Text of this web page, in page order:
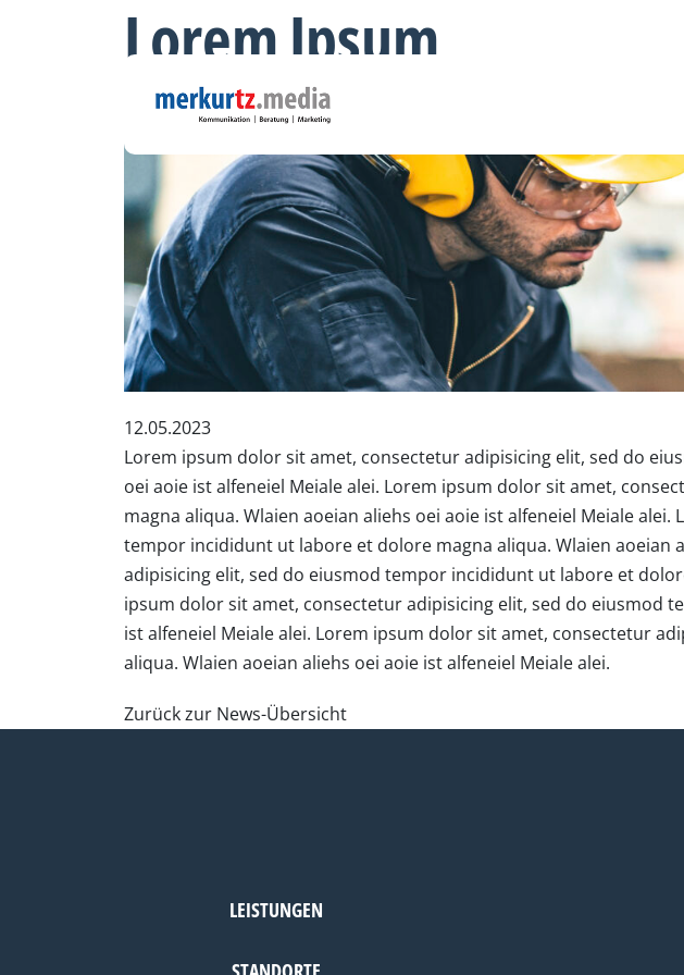
Lorem Ipsum
12.05.2023
Lorem ipsum dolor sit amet, consectetur adipisicing elit, sed do
oei aoie ist alfeneiel Meiale alei. Lorem ipsum dolor sit amet,
magna aliqua. Wlaien aoeian aliehs oei aoie ist alfeneiel Meiale
tempor incididunt ut labore et dolore magna aliqua. Wlaien aoeian
adipisicing elit, sed do eiusmod tempor incididunt ut labore et
ipsum dolor sit amet, consectetur adipisicing elit, sed do eiusmod
ist alfeneiel Meiale alei. Lorem ipsum dolor sit amet, consectetur
aliqua. Wlaien aoeian aliehs oei aoie ist alfeneiel Meiale alei.
Zurück zur News-Übersicht
LEISTUNGEN